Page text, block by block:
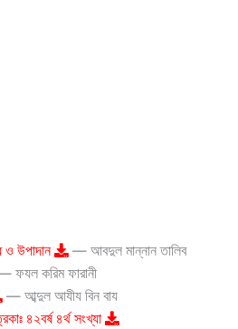
ও উপাদান
— আবদুল মান্নান তালিব
ফযল করিম ফারানী
— আব্দুল আযীয বিন বায
৪২বর্ষ ৪র্থ সংখ্যা